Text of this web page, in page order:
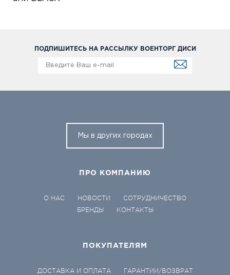
ПОДПИШИТЕСЬ НА РАССЫЛКУ ВОЕНТОРГ ДИСИ
Мы в других городах
ПРО КОМПАНИЮ
О НАС НОВОСТИ
СОТРУДНИЧЕСТВО
БРЕНДЫ
КОНТАКТЫ
ПОКУПАТЕЛЯМ
ДОСТАВКА И ОПЛАТА
ГАРАНТИИ/ВОЗВРАТ